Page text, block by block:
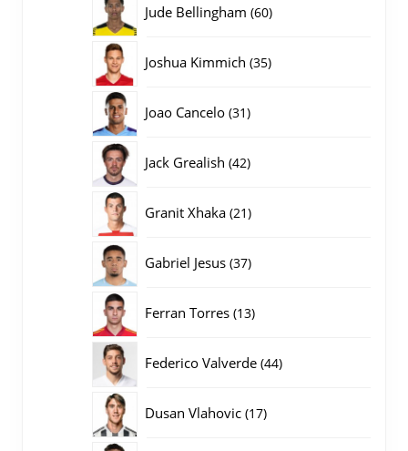
Jude Bellingham 6060
Joshua Kimmich 3535
Joao Cancelo 3131
Jack Grealish 4242
Granit Xhaka 2121
Gabriel Jesus 3737
Ferran Torres 1313
Federico Valverde 4444
Dusan Vlahovic 1717